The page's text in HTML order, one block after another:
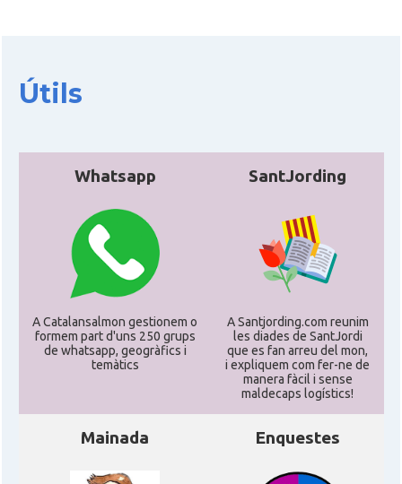
CAMON Catalans a Sarasota, Florida, USA
CAMON Catalans a SEATTLE
CAMON
Catalans a Silicon Valley (San Jose),
California, USA
CAMON Catalans a TAMPA
Catalans a TENNESSEE
CAMON Catalans a UTAH
Útils
Whatsapp
A Catalansalmon gestionem o
formem part d'uns 250 grups
de whatsapp, geogràfics i
temàtics
SantJording
A Santjording.com reunim
les diades de SantJordi
que es fan arreu del mon,
i expliquem com fer-ne de
manera fàcil i sense
maldecaps logí­stics!
Mainada Enquestes